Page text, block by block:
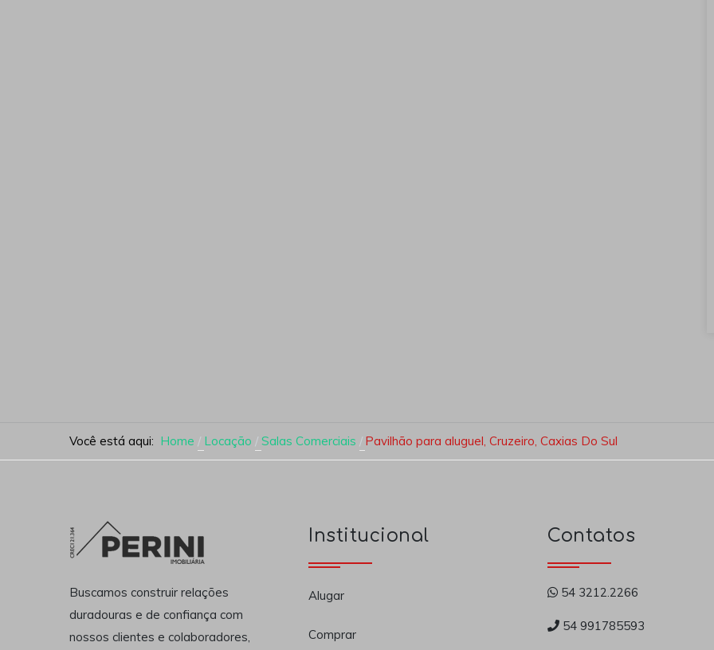
Você está aqui: Home Locação Salas Comerciais Pavilhão para aluguel, Cruzeiro, Caxias Do Sul
Buscamos construir relações
duradouras e de confiança com
nossos clientes e colaboradores,
Institucional
Alugar
Comprar
Contatos
54 3212.2266
54 991785593